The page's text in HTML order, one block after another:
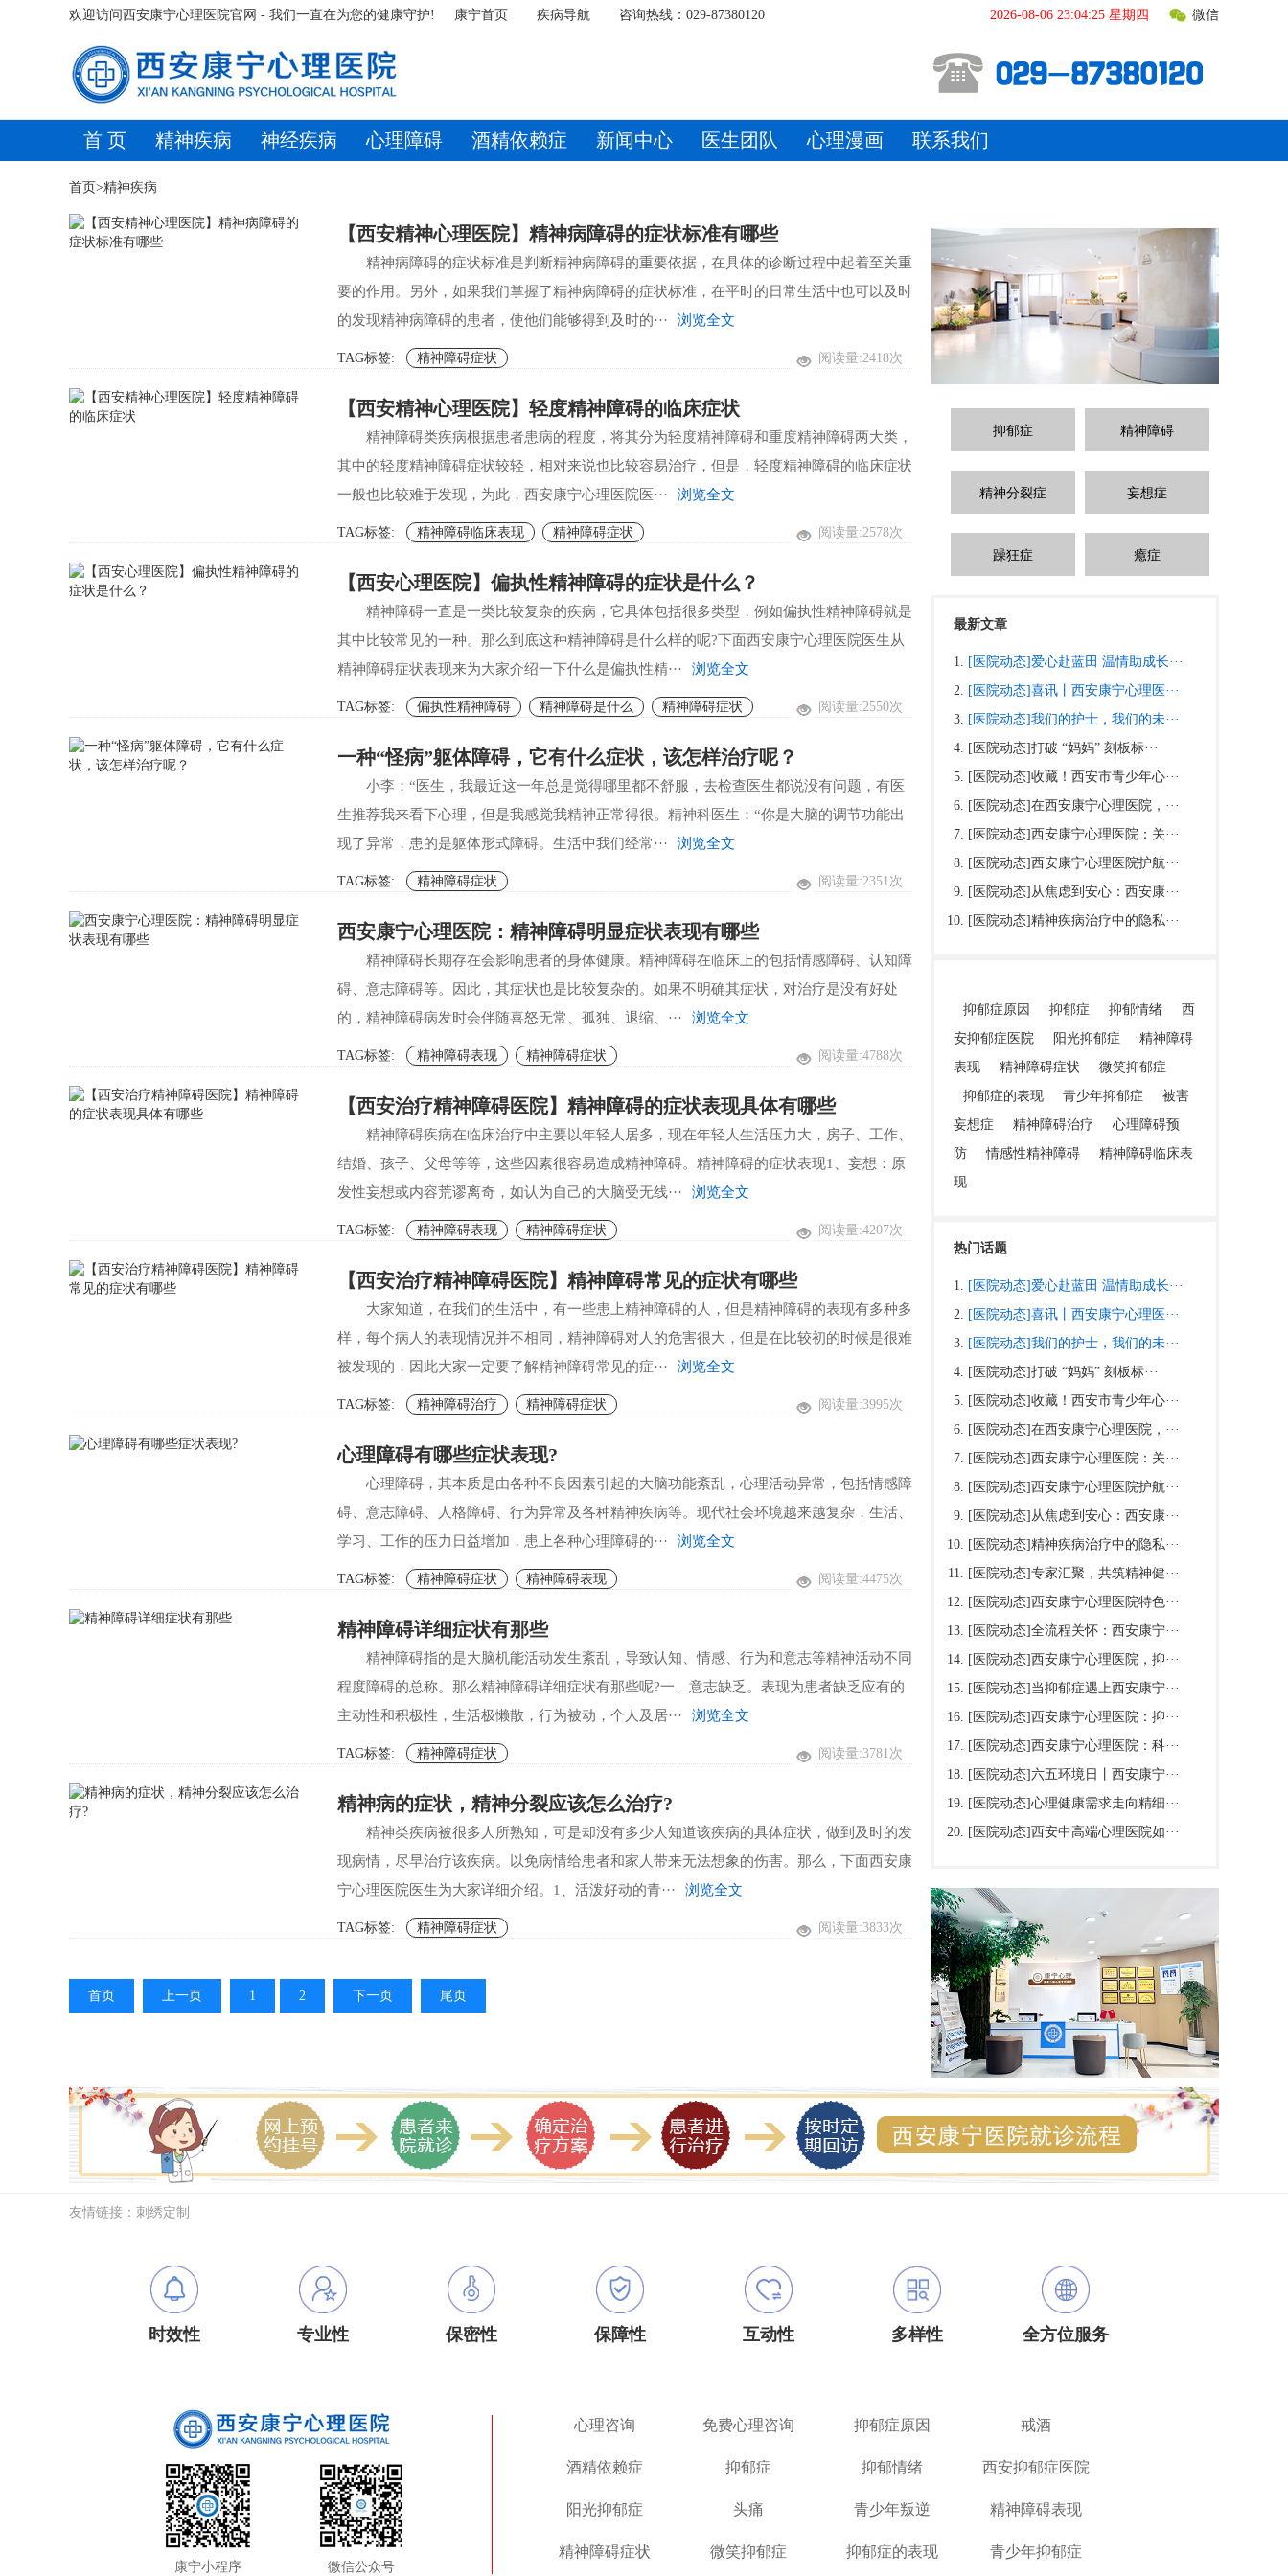
欢迎访问西安康宁心理医院官网 - 我们一直在为您的健康守护! 康宁首页 疾病导航 咨询热线：029-87380120 2026-08-06 23:04:26 星期四 微信
首 页 精神疾病 神经疾病 心理障碍 酒精依赖症 新闻中心 医生团队 心理漫画 联系我们
首页>精神疾病
【西安精神心理医院】精神病障碍的症状标准有哪些
精神病障碍的症状标准是判断精神病障碍的重要依据，在具体的诊断过程中起着至关重
要的作用。另外，如果我们掌握了精神病障碍的症状标准，在平时的日常生活中也可以及时
的发现精神病障碍的患者，使他们能够得到及时的···
浏览全文
TAG标签: 精神障碍症状 阅读量:2418次
【西安精神心理医院】轻度精神障碍的临床症状
精神障碍类疾病根据患者患病的程度，将其分为轻度精神障碍和重度精神障碍两大类，
其中的轻度精神障碍症状较轻，相对来说也比较容易治疗，但是，轻度精神障碍的临床症状
一般也比较难于发现，为此，西安康宁心理医院医···
浏览全文
TAG标签: 精神障碍临床表现 精神障碍症状 阅读量:2578次
【西安心理医院】偏执性精神障碍的症状是什么？
精神障碍一直是一类比较复杂的疾病，它具体包括很多类型，例如偏执性精神障碍就是
其中比较常见的一种。那么到底这种精神障碍是什么样的呢?下面西安康宁心理医院医生从
精神障碍症状表现来为大家介绍一下什么是偏执性精···
浏览全文
TAG标签: 偏执性精神障碍 精神障碍是什么 精神障碍症状 阅读量:2550次
一种“怪病”躯体障碍，它有什么症状，该怎样治疗呢？
小李：“医生，我最近这一年总是觉得哪里都不舒服，去检查医生都说没有问题，有医
生推荐我来看下心理，但是我感觉我精神正常得很。精神科医生：“你是大脑的调节功能出
现了异常，患的是躯体形式障碍。生活中我们经常···
浏览全文
TAG标签: 精神障碍症状 阅读量:2351次
西安康宁心理医院：精神障碍明显症状表现有哪些
精神障碍长期存在会影响患者的身体健康。精神障碍在临床上的包括情感障碍、认知障
碍、意志障碍等。因此，其症状也是比较复杂的。如果不明确其症状，对治疗是没有好处
的，精神障碍病发时会伴随喜怒无常、孤独、退缩、···
浏览全文
TAG标签: 精神障碍表现 精神障碍症状 阅读量:4788次
【西安治疗精神障碍医院】精神障碍的症状表现具体有哪些
精神障碍疾病在临床治疗中主要以年轻人居多，现在年轻人生活压力大，房子、工作、
结婚、孩子、父母等等，这些因素很容易造成精神障碍。精神障碍的症状表现1、妄想：原
发性妄想或内容荒谬离奇，如认为自己的大脑受无线···
浏览全文
TAG标签: 精神障碍表现 精神障碍症状 阅读量:4207次
【西安治疗精神障碍医院】精神障碍常见的症状有哪些
大家知道，在我们的生活中，有一些患上精神障碍的人，但是精神障碍的表现有多种多
样，每个病人的表现情况并不相同，精神障碍对人的危害很大，但是在比较初的时候是很难
被发现的，因此大家一定要了解精神障碍常见的症···
浏览全文
TAG标签: 精神障碍治疗 精神障碍症状 阅读量:3995次
心理障碍有哪些症状表现?
心理障碍，其本质是由各种不良因素引起的大脑功能紊乱，心理活动异常，包括情感障
碍、意志障碍、人格障碍、行为异常及各种精神疾病等。现代社会环境越来越复杂，生活、
学习、工作的压力日益增加，患上各种心理障碍的···
浏览全文
TAG标签: 精神障碍症状 精神障碍表现 阅读量:4475次
精神障碍详细症状有那些
精神障碍指的是大脑机能活动发生紊乱，导致认知、情感、行为和意志等精神活动不同
程度障碍的总称。那么精神障碍详细症状有那些呢?一、意志缺乏。表现为患者缺乏应有的
主动性和积极性，生活极懒散，行为被动，个人及居···
浏览全文
TAG标签: 精神障碍症状 阅读量:3781次
精神病的症状，精神分裂应该怎么治疗?
精神类疾病被很多人所熟知，可是却没有多少人知道该疾病的具体症状，做到及时的发
现病情，尽早治疗该疾病。以免病情给患者和家人带来无法想象的伤害。那么，下面西安康
宁心理医院医生为大家详细介绍。1、活泼好动的青···
浏览全文
TAG标签: 精神障碍症状 阅读量:3833次
首页 上一页 1 2 下一页 尾页
抑郁症 精神障碍
精神分裂症 妄想症
躁狂症 癔症
最新文章
[医院动态]爱心赴蓝田 温情助成长···
[医院动态]喜讯丨西安康宁心理医···
[医院动态]我们的护士，我们的未···
[医院动态]打破 “妈妈” 刻板标···
[医院动态]收藏！西安市青少年心···
[医院动态]在西安康宁心理医院，···
[医院动态]西安康宁心理医院：关···
[医院动态]西安康宁心理医院护航···
[医院动态] 从焦虑到安心：西安康···
[医院动态]精神疾病治疗中的隐私···
抑郁症原因 抑郁症 抑郁情绪
西
安抑郁症医院
阳光抑郁症
精神障碍
表现
精神障碍症状
微笑抑郁症
抑郁症的表现
青少年抑郁症
被害
妄想症
精神障碍治疗
心理障碍预
防
情感性精神障碍
精神障碍临床表
现
热门话题
[医院动态]爱心赴蓝田 温情助成长···
[医院动态]喜讯丨西安康宁心理医···
[医院动态]我们的护士，我们的未···
[医院动态]打破 “妈妈” 刻板标···
[医院动态]收藏！西安市青少年心···
[医院动态]在西安康宁心理医院，···
[医院动态]西安康宁心理医院：关···
[医院动态]西安康宁心理医院护航···
[医院动态] 从焦虑到安心：西安康···
[医院动态]精神疾病治疗中的隐私···
[医院动态]专家汇聚，共筑精神健···
[医院动态]西安康宁心理医院特色···
[医院动态]全流程关怀：西安康宁···
[医院动态]西安康宁心理医院，抑···
[医院动态] 当抑郁症遇上西安康宁···
[医院动态]西安康宁心理医院：抑···
[医院动态]西安康宁心理医院：科···
[医院动态]六五环境日丨西安康宁···
[医院动态]心理健康需求走向精细···
[医院动态]西安中高端心理医院如···
友情链接： 刺绣定制
时效性 专业性 保密性 保障性 互动性 多样性 全方位服务
康宁小程序 微信公众号
心理咨询 免费心理咨询 抑郁症原因 戒酒
酒精依赖症 抑郁症 抑郁情绪 西安抑郁症医院
阳光抑郁症 头痛 青少年叛逆 精神障碍表现
精神障碍症状 微笑抑郁症 抑郁症的表现 青少年抑郁症